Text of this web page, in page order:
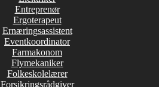
Entreprenør
Ergoterapeut
Ernæringsassistent
Eventkoordinator
Farmakonom
Flymekaniker
Folkeskolelærer
Forsikringsrådgiver